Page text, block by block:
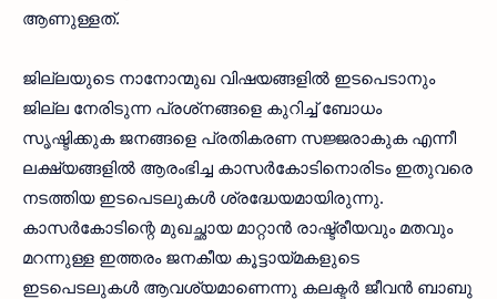
ആണുള്ളത്.
ജില്ലയുടെ നാനോന്മുഖ വിഷയങ്ങളില്‍ ഇടപെടാനും
ജില്ല നേരിടുന്ന പ്രശ്‌നങ്ങളെ കുറിച്ച് ബോധം
സൃഷ്ടിക്കുക ജനങ്ങളെ പ്രതികരണ സജ്ജരാകുക എന്നീ
ലക്ഷ്യങ്ങളില്‍ ആരംഭിച്ച കാസര്‍കോടിനൊരിടം ഇതുവരെ
നടത്തിയ ഇടപെടലുകള്‍ ശ്രദ്ധേയമായിരുന്നു.
കാസര്‍കോടിന്റെ മുഖച്ഛായ മാറ്റാന്‍ രാഷ്ട്രീയവും മതവും
മറന്നുള്ള ഇത്തരം ജനകീയ കൂട്ടായ്മകളുടെ
ഇടപെടലുകള്‍ ആവശ്യമാണെന്നു കലക്ടര്‍ ജീവന്‍ ബാബു